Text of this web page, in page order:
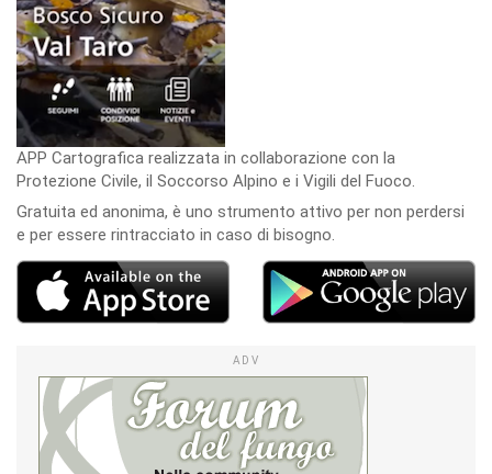
APP Cartografica realizzata in collaborazione con la
Protezione Civile, il Soccorso Alpino e i Vigili del Fuoco.
Gratuita ed anonima, è uno strumento attivo per non perdersi
e per essere rintracciato in caso di bisogno.
ADV